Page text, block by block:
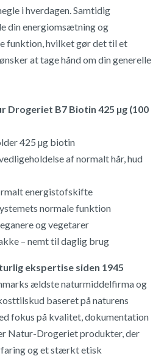
i hverdagen. Samtidig
din energiomsætning og
funktion, hvilket gør det til et
at tage hånd om din generelle
Drogeriet B7 Biotin 425 µg (100
425 µg biotin
af normalt hår, hud
energistofskifte
normale funktion
og vegetarer
– nemt til daglig brug
ekspertise siden 1945
ældste naturmiddelfirma og
baseret på naturens
fokus på kvalitet, dokumentation
Natur-Drogeriet produkter, der
og et stærkt etisk